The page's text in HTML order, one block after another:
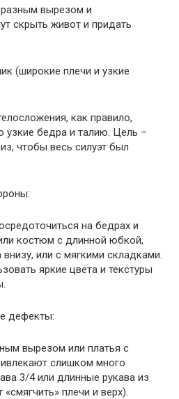
вырезом и
скрыть живот и придать
(широкие плечи и узкие
как правило,
узкие бедра и талию. Цель –
чтобы весь силуэт был
на бедрах и
костюм с длинной юбкой,
или с мягкими складками.
яркие цвета и текстуры
дефекты:
вырезом или платья с
слишком много
3/4 или длинные рукава из
плечи и верх).